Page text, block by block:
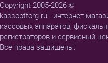
Copyright 2005-2026 ©
kassopttorg.ru - интернет-
кассовых аппаратов,
регистраторов и сервисный
Все права защищены.